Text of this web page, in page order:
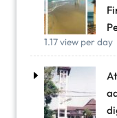
1.17 view per day